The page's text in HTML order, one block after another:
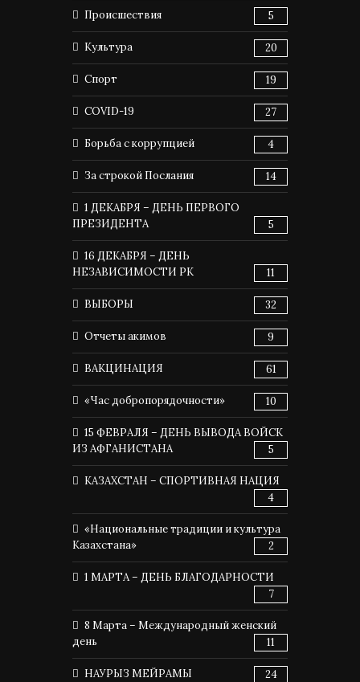
Происшествия 5
Культура 20
Спорт 19
COVID-19 27
Борьба с коррупцией 4
За строкой Послания 14
1 ДЕКАБРЯ – ДЕНЬ ПЕРВОГО
ПРЕЗИДЕНТА
5
16 ДЕКАБРЯ – ДЕНЬ
НЕЗАВИСИМОСТИ РК
11
ВЫБОРЫ 32
Отчеты акимов 9
ВАКЦИНАЦИЯ 61
«Час добропорядочности» 10
15 ФЕВРАЛЯ – ДЕНЬ ВЫВОДА ВОЙСК
ИЗ АФГАНИСТАНА
5
КАЗАХСТАН – СПОРТИВНАЯ НАЦИЯ
4
«Национальные традиции и культура
Казахстана»
2
1 МАРТА – ДЕНЬ БЛАГОДАРНОСТИ
7
8 Марта – Международный женский
день
11
НАУРЫЗ МЕЙРАМЫ 24